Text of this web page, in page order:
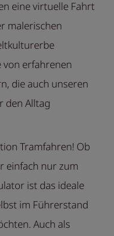
eine virtuelle Fahrt
malerischen
von erfahrenen
die auch unseren
den Alltag
Tramfahren! Ob
einfach nur zum
ist das ideale
im Führerstand
Auch als